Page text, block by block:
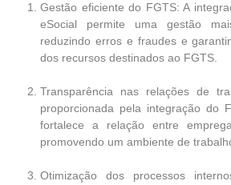
Gestão eficiente do FGTS: A
eSocial permite uma gestão
reduzindo erros e fraudes e
dos recursos destinados ao FGTS.
Transparência nas relações de
proporcionada pela integração do
fortalece a relação entre
promovendo um ambiente de
Otimização dos processos